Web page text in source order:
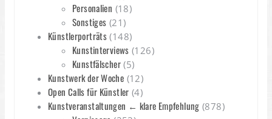
Personalien (18)
Sonstiges (21)
Künstlerporträts (148)
Kunstinterviews (126)
Kunstfälscher(5)
Kunstwerk der Woche (12)
Open Calls für Künstler (4)
Kunstveranstaltungen ← klare Empfehlung (878)